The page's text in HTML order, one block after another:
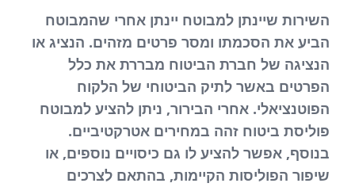
השירות שיינתן למבוטח יינתן אחרי שהמבוטח
הביע את הסכמתו ומסר פרטים מזהים. הנציג או
הנציגה של חברת הביטוח מבררת את כלל
הפרטים באשר לתיק הביטוחי של הלקוח
הפוטנציאלי. אחרי הבירור, ניתן להציע למבוטח
פוליסת ביטוח זהה במחירים אטרקטיביים.
בנוסף, אפשר להציע לו גם כיסויים נוספים, או
שיפור הפוליסות הקיימות, בהתאם לצרכים